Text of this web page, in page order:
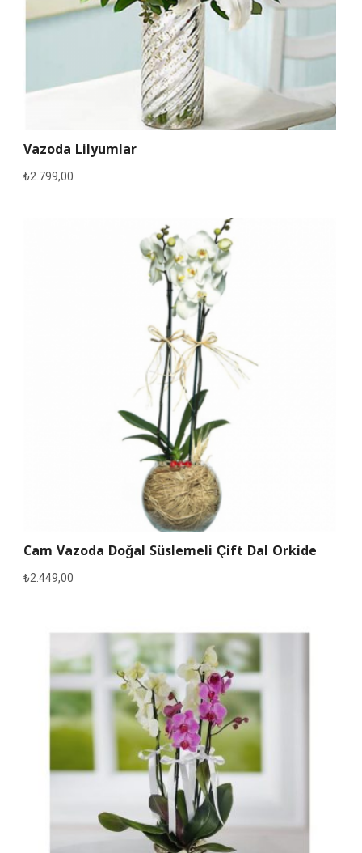
Vazoda Lilyumlar
₺2.799,00
Cam Vazoda Doğal Süslemeli Çift Dal Orkide
₺2.449,00